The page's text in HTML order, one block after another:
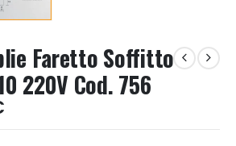
Faretto Soffitto
220V Cod. 756
Il
prezzo